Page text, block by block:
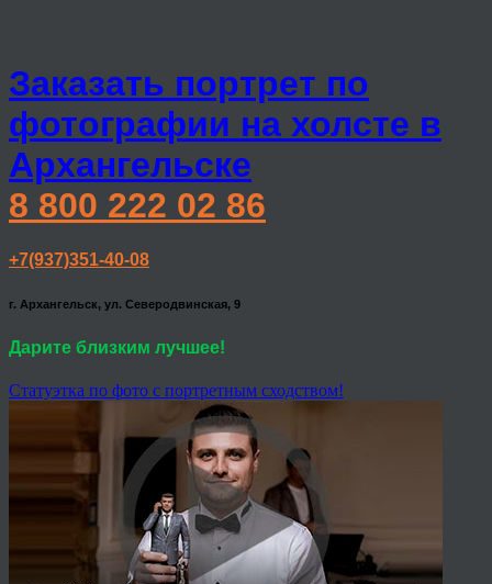
Заказать портрет по
фотографии на холсте в
Архангельске
8 800 222 02 86
+7(937)351-40-08
г. Архангельск, ул. Северодвинская, 9
Дарите близким лучшее!
Статуэтка по фото с портретным сходством!